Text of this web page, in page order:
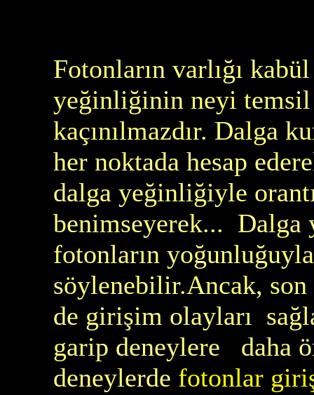
Fotonların varlığı
yeğinliğinin neyi temsil
kaçınılmazdır. Dalga
her noktada hesap
dalga yeğinliğiyle
benimseyerek... Dalga
fotonların
söylenebilir.Ancak, son
de girişim olayları
garip deneylere daha
deneylerde fotonlar